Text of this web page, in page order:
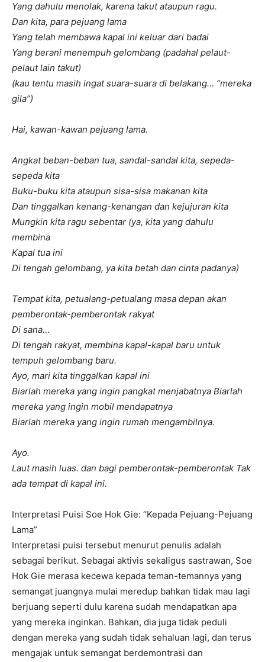
Yang dahulu menolak, karena takut ataupun ragu.
Dan kita, para pejuang lama
Yang telah membawa kapal ini keluar dari badai
Yang berani menempuh gelombang (padahal pelaut-
pelaut lain takut)
(kau tentu masih ingat suara-suara di belakang… “mereka
gila”)
Hai, kawan-kawan pejuang lama.
Angkat beban-beban tua, sandal-sandal kita, sepeda-
sepeda kita
Buku-buku kita ataupun sisa-sisa makanan kita
Dan tinggalkan kenang-kenangan dan kejujuran kita
Mungkin kita ragu sebentar (ya, kita yang dahulu
membina
Kapal tua ini
Di tengah gelombang, ya kita betah dan cinta padanya)
Tempat kita, petualang-petualang masa depan akan
pemberontak-pemberontak rakyat
Di sana…
Di tengah rakyat, membina kapal-kapal baru untuk
tempuh gelombang baru.
Ayo, mari kita tinggalkan kapal ini
Biarlah mereka yang ingin pangkat menjabatnya Biarlah
mereka yang ingin mobil mendapatnya
Biarlah mereka yang ingin rumah mengambilnya.
Ayo.
Laut masih luas. dan bagi pemberontak-pemberontak Tak
ada tempat di kapal ini.
Interpretasi Puisi Soe Hok Gie: “Kepada Pejuang-Pejuang
Lama”
Interpretasi puisi tersebut menurut penulis adalah
sebagai berikut. Sebagai aktivis sekaligus sastrawan, Soe
Hok Gie merasa kecewa kepada teman-temannya yang
semangat juangnya mulai meredup bahkan tidak mau lagi
berjuang seperti dulu karena sudah mendapatkan apa
yang mereka inginkan. Bahkan, dia juga tidak peduli
dengan mereka yang sudah tidak sehaluan lagi, dan terus
mengajak untuk semangat berdemontrasi dan